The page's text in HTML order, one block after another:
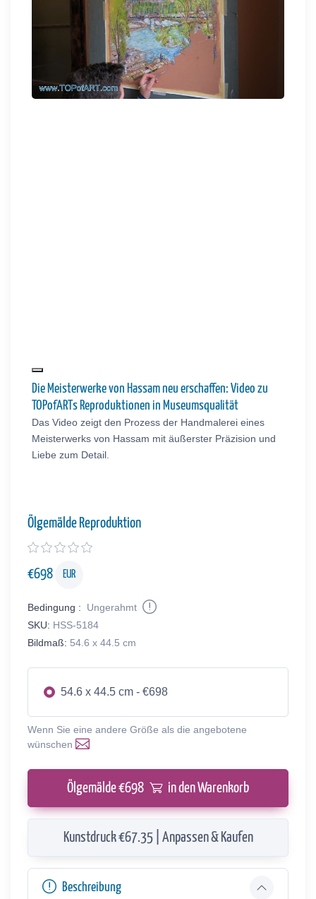
Die Meisterwerke von Hassam neu erschaffen: Video zu
TOPofARTs Reproduktionen in Museumsqualität
Das Video zeigt den Prozess der Handmalerei eines
Meisterwerks von Hassam mit äußerster Präzision und
Liebe zum Detail.
Ölgemälde Reproduktion
€698 EUR
Bedingung :
Ungerahmt
SKU: HSS-5184
Bildmaß: 54.6 x 44.5 cm
54.6 x 44.5 cm - €698
Wenn Sie eine andere Größe als die angebotene
wünschen
Ölgemälde €698 in den Warenkorb
Kunstdruck €67.35 | Anpassen & Kaufen
Beschreibung